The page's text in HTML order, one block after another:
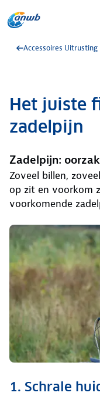
Accessoires Uitrusting
Het juiste
zadelpijn
Zadelpijn:
Zoveel billen,
op zit en voorkom
voorkomende
1. Schrale